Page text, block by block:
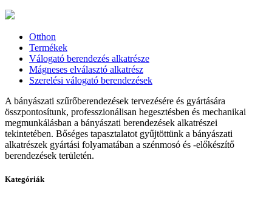
Otthon
Termékek
Válogató berendezés alkatrésze
Mágneses elválasztó alkatrész
Szerelési válogató berendezések
A bányászati ​​​​szűrőberendezések tervezésére és gyártására
összpontosítunk, professzionálisan hegesztésben és mechanikai
megmunkálásban a bányászati ​​​​berendezések alkatrészei
tekintetében. Bőséges tapasztalatot gyűjtöttünk a bányászati ​​
alkatrészek gyártási folyamatában a szénmosó és -előkészítő
berendezések területén.
Kategóriák